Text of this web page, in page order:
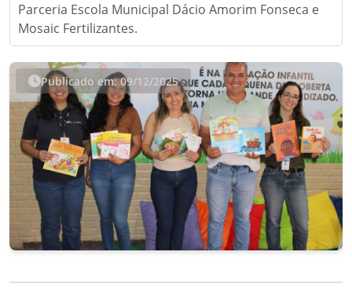
Parceria Escola Municipal Dácio Amorim Fonseca e
Mosaic Fertilizantes.
Publicado em: 09/12/2025